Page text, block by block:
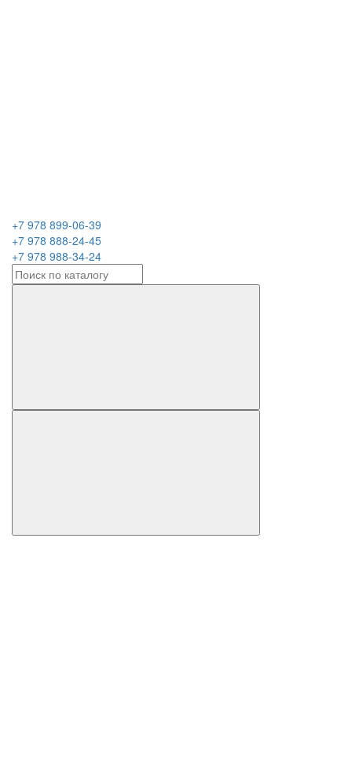
+7 978 899-06-39
+7 978 888-24-45
+7 978 988-34-24